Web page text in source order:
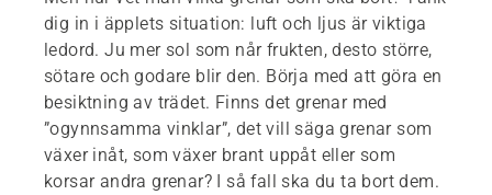
dig in i äpplets situation: luft och ljus är viktiga
ledord. Ju mer sol som når frukten, desto större,
sötare och godare blir den. Börja med att göra en
besiktning av trädet. Finns det grenar med
”ogynnsamma vinklar”, det vill säga grenar som
växer inåt, som växer brant uppåt eller som
korsar andra grenar? I så fall ska du ta bort dem.